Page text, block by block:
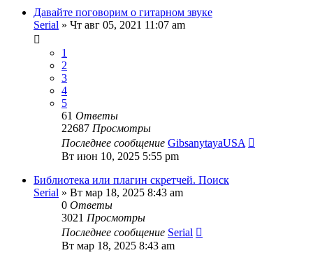
Давайте поговорим о гитарном звуке
Serial » Чт авг 05, 2021 11:07 am
1
2
3
4
5
61 Ответы
22687 Просмотры
Последнее сообщение GibsanytayaUSA
Вт июн 10, 2025 5:55 pm
Библиотека или плагин скретчей. Поиск
Serial » Вт мар 18, 2025 8:43 am
0 Ответы
3021 Просмотры
Последнее сообщение Serial
Вт мар 18, 2025 8:43 am